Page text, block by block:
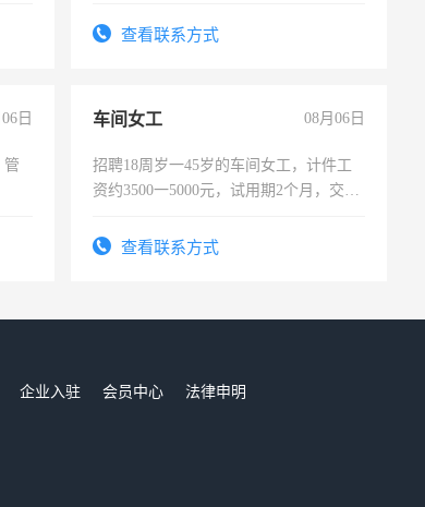
宿，免费发放劳保用品，两班倒，每月
查看联系方式
日
管
车间女工 08月06日
招聘18周岁一45岁的车间女工，计件工
资约3500一5000元，试用期2个月，交五
查看联系方式
企业入驻 会员中心
法律申明